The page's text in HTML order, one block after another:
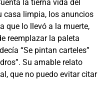
la tierna vida del
casa limpia, los anuncios
que lo llevó a la muerte,
reemplazar la paleta
“Se pintan carteles”
Su amable relato
que no puedo evitar citar